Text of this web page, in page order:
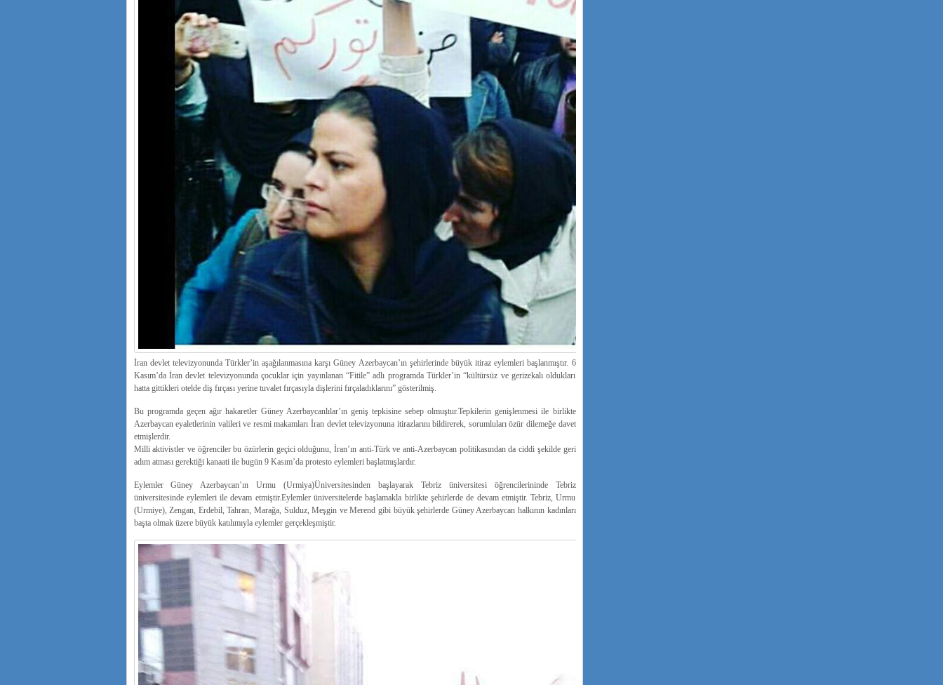
İran devlet televizyonunda Türkler’in aşağılanmasına karşı Güney Azerbaycan’ın şehirlerinde büyük itiraz eylemleri başlanmıştır. 6
Kasım’da İran devlet televizyonunda çocuklar için yayınlanan “Fitile” adlı programda Türkler’in “kültürsüz ve gerizekalı oldukları
hatta gittikleri otelde diş fırçası yerine tuvalet fırçasıyla dişlerini fırçaladıklarını” gösterilmiş.
Bu programda geçen ağır hakaretler Güney Azerbaycanlılar’ın geniş tepkisine sebep olmuştur.Tepkilerin genişlenmesi ile birlikte
Azerbaycan eyaletlerinin valileri ve resmi makamları İran devlet televizyonuna itirazlarını bildirerek, sorumluları özür dilemeğe davet
etmişlerdir.
Milli aktivistler ve öğrenciler bu özürlerin geçici olduğunu, İran’ın anti-Türk ve anti-Azerbaycan politikasından da ciddi şekilde geri
adım atması gerektiği kanaati ile bugün 9 Kasım’da protesto eylemleri başlatmışlardır.
Eylemler Güney Azerbaycan’ın Urmu (Urmiya)Üniversitesinden başlayarak Tebriz üniversitesi öğrencilerininde Tebriz
üniversitesinde eylemleri ile devam etmiştir.Eylemler üniversitelerde başlamakla birlikte şehirlerde de devam etmiştir. Tebriz, Urmu
(Urmiye), Zengan, Erdebil, Tahran, Marağa, Sulduz, Meşgin ve Merend gibi büyük şehirlerde Güney Azerbaycan halkının kadınları
başta olmak üzere büyük katılımıyla eylemler gerçekleşmiştir.